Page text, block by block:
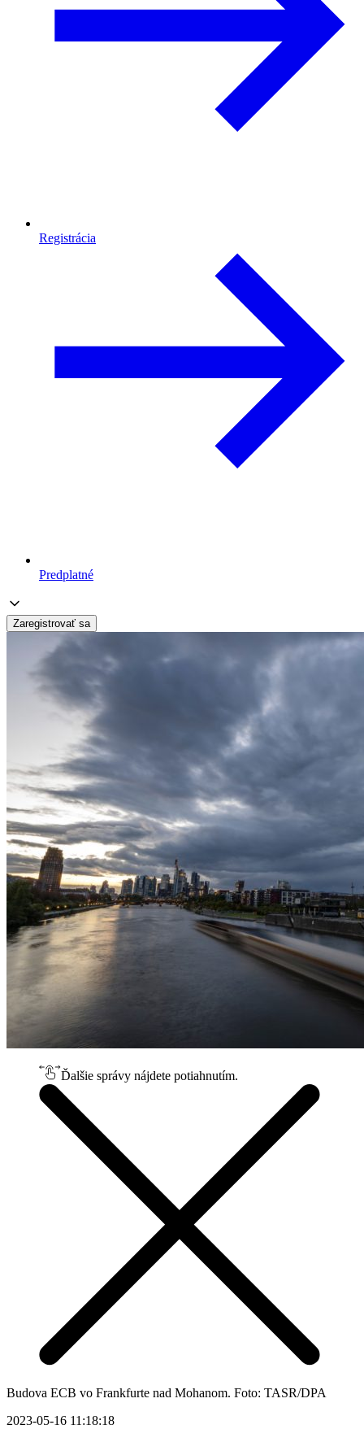
Registrácia
Predplatné
Zaregistrovať sa
Ďalšie správy nájdete potiahnutím.
Budova ECB vo Frankfurte nad Mohanom. Foto: TASR/DPA
2023-05-16 11:18:18